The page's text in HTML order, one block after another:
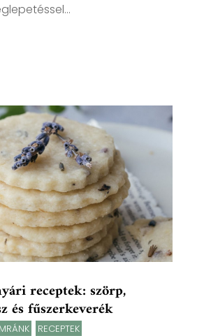
receptek: szörp,
és fűszerkeverék
RECEPTEK